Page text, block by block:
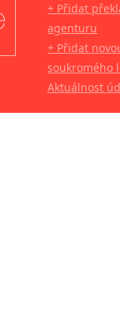
+ Přidat
agenturu
+ Přidat
soukromého
Aktuálnost